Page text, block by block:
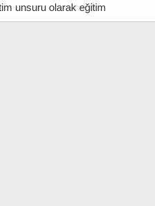
unsuru olarak eğitim